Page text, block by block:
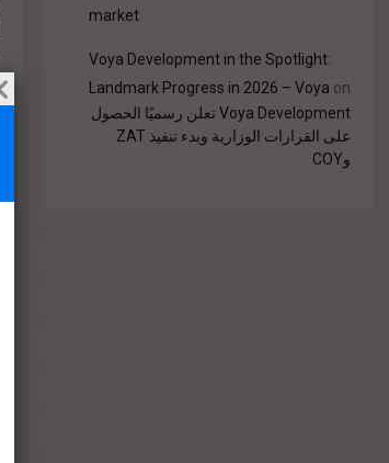
market
Voya Development in the Spotlight:
Landmark Progress in 2026 – Voya on
Voya Development تعلن رسميًا الحصول
على القرارات الوزارية وبدء تنفيذ ZAT
وCOY